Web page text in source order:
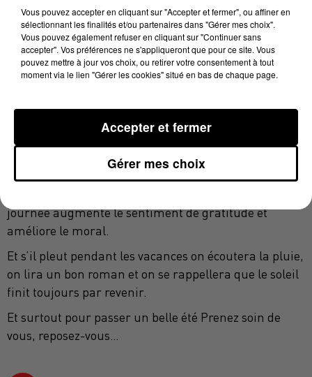
Comme un petit-déjeuner pris tranquillement, une
balade au coucher du soleil, un repas partagé, un
livre, une sieste ou un éclat de rire.
Ce sont finalement des moments qui ne font pas la
nos souvenirs heureux. Notre cerveau mémorise
davantage les émotions positives vécues dans la
simplicité.
On pourrait presque faire une collection de petits
journée augmente le sentiment de gratitude et
améliore le moral.
Et s’il pleut pendant les vacances on écoutera la pluie,
on lira un bon roman et on se rappellera que le soleil
finit toujours par revenir.
Et surtout pour passer un belle été Prenez soin de
vous, reposez-vous…
Vous pouvez accepter en cliquant sur "Accepter et fermer", ou affiner en
sélectionnant les finalités et/ou partenaires dans "Gérer mes choix".
Vous pouvez également refuser en cliquant sur "Continuer sans
accepter". Vos préférences ne s'appliqueront que pour ce site. Vous
pouvez mettre à jour vos choix, ou retirer votre consentement à tout
moment via le lien "Gérer les cookies" situé en bas de chaque page.
Gérer mes choix
Accepter et fermer